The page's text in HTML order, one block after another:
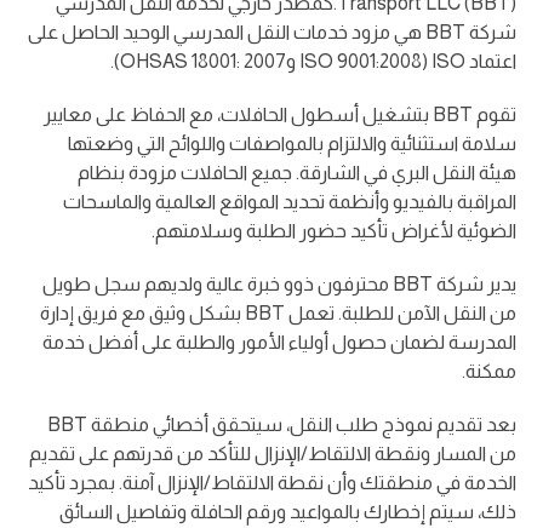
شركة BBT هي مزود خدمات النقل المدرسي الوحيد الحاصل على
اعتماد ISO (ISO 9001:2008 وOHSAS 18001: 2007).
تقوم BBT بتشغيل أسطول الحافلات، مع الحفاظ على معايير
سلامة استثنائية والالتزام بالمواصفات واللوائح التي وضعتها
هيئة النقل البري في الشارقة. جميع الحافلات مزودة بنظام
المراقبة بالفيديو وأنظمة تحديد المواقع العالمية والماسحات
الضوئية لأغراض تأكيد حضور الطلبة وسلامتهم.
يدير شركة BBT محترفون ذوو خبرة عالية ولديهم سجل طويل
من النقل الآمن للطلبة. تعمل BBT بشكل وثيق مع فريق إدارة
المدرسة لضمان حصول أولياء الأمور والطلبة على أفضل خدمة
ممكنة.
بعد تقديم نموذج طلب النقل، سيتحقق أخصائي منطقة BBT
من المسار ونقطة الالتقاط/الإنزال للتأكد من قدرتهم على تقديم
الخدمة في منطقتك وأن نقطة الالتقاط/الإنزال آمنة. بمجرد تأكيد
ذلك، سيتم إخطارك بالمواعيد ورقم الحافلة وتفاصيل السائق